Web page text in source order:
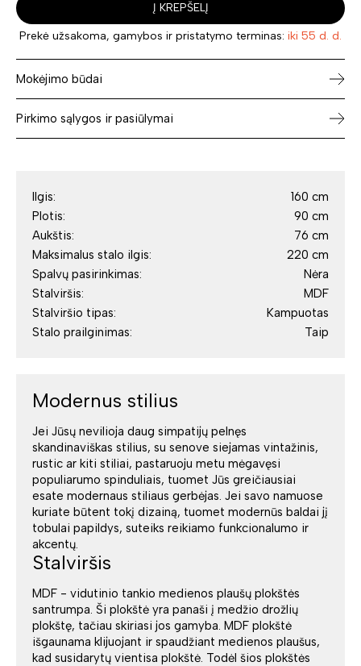
Į KREPŠELĮ
Prekė užsakoma, gamybos ir pristatymo terminas: iki 55 d. d.
Mokėjimo būdai
Pirkimo sąlygos ir pasiūlymai
Ilgis:
160 cm
Plotis:
90 cm
Aukštis:
76 cm
Maksimalus stalo ilgis:
220 cm
Spalvų pasirinkimas:
Nėra
Stalviršis:
MDF
Stalviršio tipas:
Kampuotas
Stalo prailginimas:
Taip
Modernus stilius
Jei Jūsų nevilioja daug simpatijų pelnęs
skandinaviškas stilius, su senove siejamas vintažinis,
rustic ar kiti stiliai, pastaruoju metu mėgavęsi
populiarumo spinduliais, tuomet Jūs greičiausiai
esate modernaus stiliaus gerbėjas. Jei savo namuose
kuriate būtent tokį dizainą, tuomet modernūs baldai jį
tobulai papildys, suteiks reikiamo funkcionalumo ir
akcentų.
Stalviršis
MDF - vidutinio tankio medienos plaušų plokštės
santrumpa. Ši plokštė yra panaši į medžio drožlių
plokštę, tačiau skiriasi jos gamyba. MDF plokštė
išgaunama klijuojant ir spaudžiant medienos plaušus,
kad susidarytų vientisa plokštė. Todėl šios plokštės